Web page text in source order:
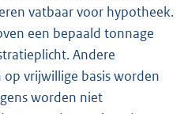
vatbaar voor hypotheek.
een bepaald tonnage
Andere
vrijwillige basis worden
worden niet